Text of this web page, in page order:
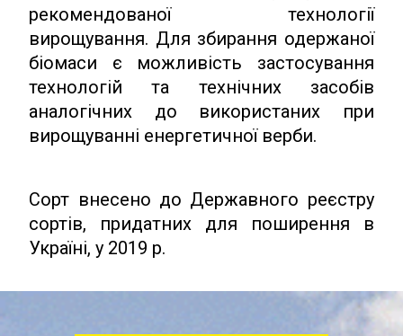
рекомендованої технології
вирощування. Для збирання одержаної
біомаси є можливість застосування
технологій та технічних засобів
аналогічних до використаних при
вирощуванні енергетичної верби.
Сорт внесено до Державного реєстру
сортів, придатних для поширення в
Україні, у 2019 р.